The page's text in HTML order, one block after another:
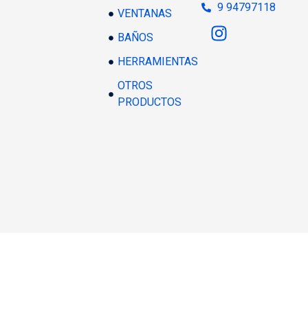
VENTANAS
BAÑOS
HERRAMIENTAS
OTROS
PRODUCTOS
9 94797118